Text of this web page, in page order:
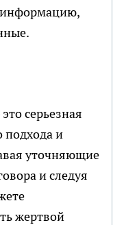
информацию,
серьезная
подхода и
уточняющие
и следуя
жертвой